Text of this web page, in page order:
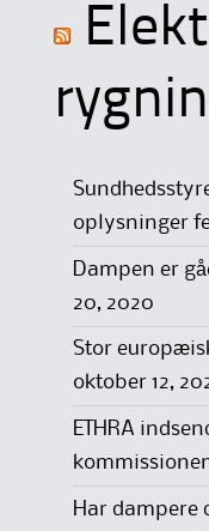
oplysninger
Dampen er
20, 2020
Stor
oktober 12,
ETHRA
Har dampere